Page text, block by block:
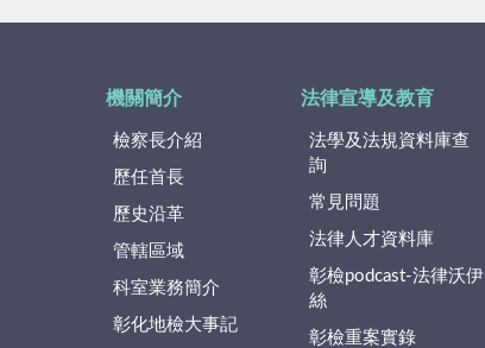
機關簡介
檢察長介紹
歷任首長
歷史沿革
管轄區域
科室業務簡介
彰化地檢大事記
法律宣導及教育
法學及法規資料庫查
詢
常見問題
法律人才資料庫
彰檢podcast-法律沃伊
絲
彰檢重案實錄